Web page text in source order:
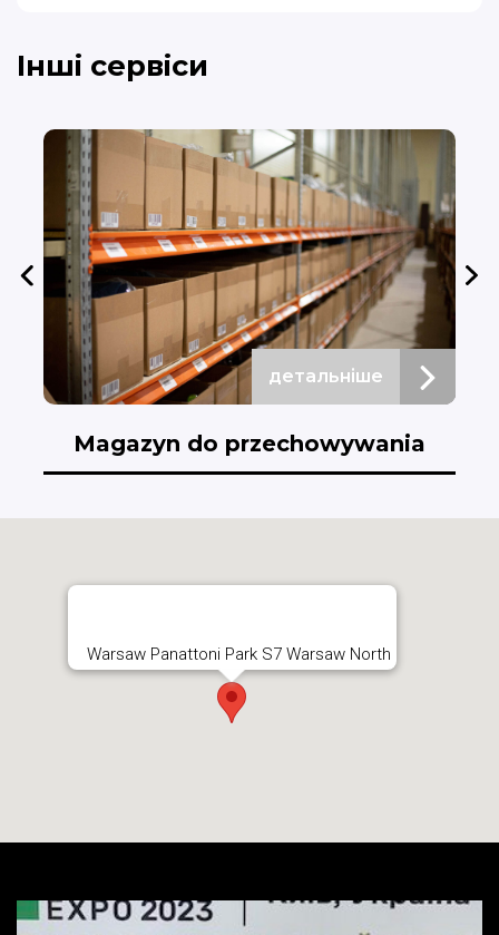
Інші сервіси
Magazyn do przechowywania
детальніше
Warsaw Panattoni Park S7 Warsaw North